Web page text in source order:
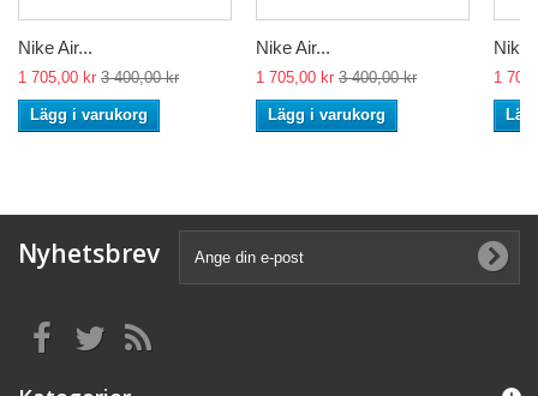
Nike Air...
1 705,00 kr 3 400,00 kr
Lägg i varukorg
Nike Air...
1 705,00 kr 3 400,00 kr
Lägg i varukorg
Nike
1
Nyhetsbrev